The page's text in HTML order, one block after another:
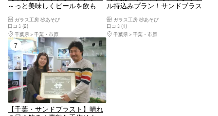
～っと美味しくビールを飲も
ガラス工房 砂あそび
口コミ(2)
千葉県
千葉・市原
ル持込みプラン！サンドブラス
ガラス工房 砂あそび
口コミ(1)
千葉県
千葉・市原
7位
【千葉・サンドブラスト】晴れ